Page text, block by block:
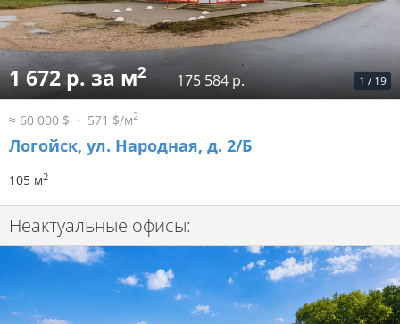
1 / 19
1 672 р. за м2 175 584 р.
≈ 60 000 $ 571 $/м2
Логойск, ул. Народная, д. 2/Б
105 м2
Неактуальные офисы: